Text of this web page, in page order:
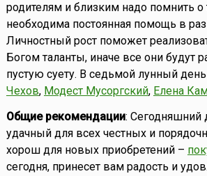
родителям и близким надо помнить о
необходима постоянная помощь в
Личностный рост поможет
Богом таланты, иначе все они будут
пустую суету. В седьмой лунный
Чехов, Модест Мусоргский, Елена
Общие рекомендации: Сегодняшний
удачный для всех честных и
хорош для новых приобретений –
сегодня, принесет вам радость и